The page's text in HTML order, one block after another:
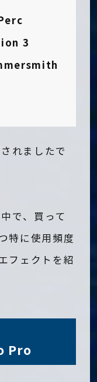
3
れましたで
で、買って
特に使用頻度
フェクトを紹
Pro